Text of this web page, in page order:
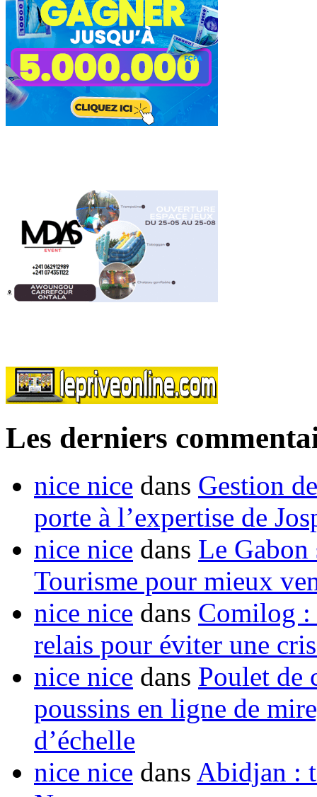
Les derniers
nice nice dans Gestion
porte à l’expertise de
nice nice dans Le Gabon
Tourisme pour mieux
nice nice dans Comilog :
relais pour éviter une
nice nice dans Poulet de
poussins en ligne de
d’échelle
nice nice dans Abidjan :